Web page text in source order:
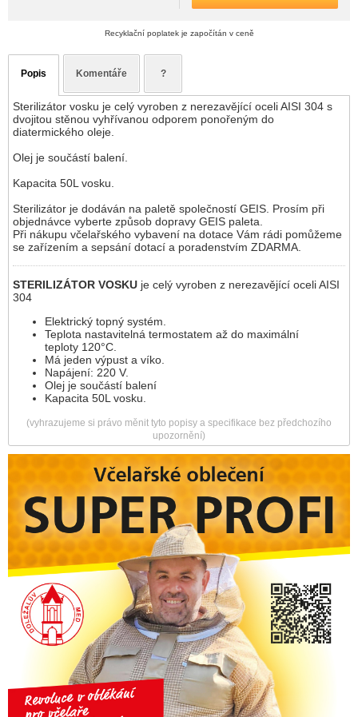
Recyklační poplatek je započítán v ceně
Popis Komentáře ?
Sterilizátor vosku je celý vyroben z nerezavějící oceli AISI 304 s
dvojitou stěnou vyhřívanou odporem ponořeným do
diatermického oleje.
Olej je součástí balení.
Kapacita 50L vosku.
Sterilizátor je dodáván na paletě společností GEIS. Prosím při
objednávce vyberte způsob dopravy GEIS paleta.
Při nákupu včelařského vybavení na dotace Vám rádi pomůžeme
se zařízením a sepsání dotací a poradenstvím ZDARMA.
STERILIZÁTOR VOSKU je celý vyroben z nerezavějící oceli AISI
304
Elektrický topný systém.
Teplota nastavitelná termostatem až do maximální
teploty 120°C.
Má jeden výpust a víko.
Napájení: 220 V.
Olej je součástí balení
Kapacita 50L vosku.
(vyhrazujeme si právo měnit tyto popisy a specifikace bez předchozího
upozornění)